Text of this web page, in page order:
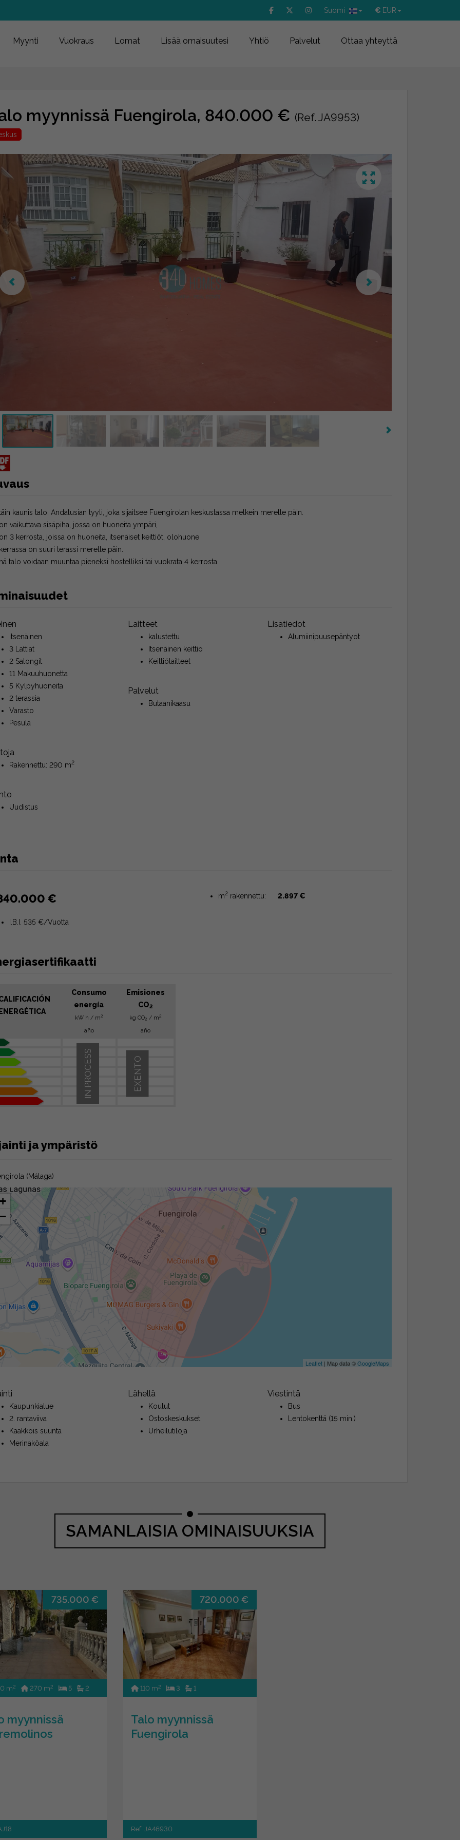
€ EUR
Suomi
Myynti Vuokraus Lomat Lisää omaisuutesi Yhtiö Palvelut Ottaa yhteyttä
myynnissä Fuengirola, 840.000 € (Ref. JA9953)
kaunis talo, Andalusian tyyli, joka sijaitsee Fuengirolan keskustassa melkein merelle päin.
vaikuttava sisäpiha, jossa on huoneita ympäri,
3 kerrosta, joissa on huoneita, itsenäiset keittiöt, olohuone
on suuri terassi merelle päin.
talo voidaan muuntaa pieneksi hostelliksi tai vuokrata 4 kerrosta.
itsenäinen
3 Lattiat
2 Salongit
11 Makuuhuonetta
5 Kylpyhuoneita
2 terassia
Varasto
Pesula
Rakennettu: 290 m2
Uudistus
Laitteet
kalustettu
Itsenäinen keittiö
Keittiölaitteet
Palvelut
Butaanikaasu
Lisätiedot
Alumiinipuusepäntyöt
€ m2 rakennettu: 2.897 €
I.B.I. 535 €/Vuotta
Consumo
energía
kW h / m2
año
Emisiones
CO2
kg CO2 / m2
año
EXENTO
IN PROCESS
ja ympäristö
(Málaga)
Leaflet | Map data ©GoogleMaps
Kaupunkialue
2. rantaviiva
Kaakkois suunta
Merinäköala
Lähellä
Koulut
Ostoskeskukset
Urheilutiloja
Viestintä
Bus
Lentokenttä (15 min.)
SAMANLAISIA OMINAISUUKSIA
735.000 €
m2 270 m2 5 2
myynnissä
720.000 €
110 m2 3 1
Talo myynnissä
Fuengirola
Ref. JA46930